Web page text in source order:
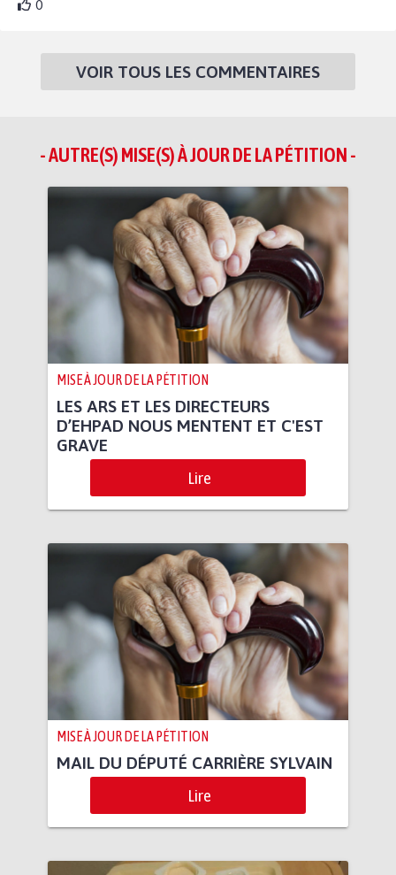
0
VOIR TOUS LES COMMENTAIRES
- AUTRE(S) MISE(S) À JOUR DE LA PÉTITION -
MISE À JOUR DE LA PÉTITION
LES ARS ET LES DIRECTEURS
D’EHPAD NOUS MENTENT ET C'EST
GRAVE
Lire
MISE À JOUR DE LA PÉTITION
MAIL DU DÉPUTÉ CARRIÈRE SYLVAIN
Lire